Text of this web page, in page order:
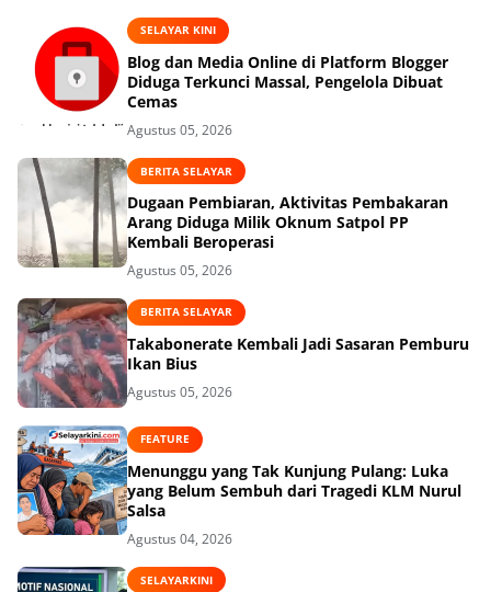
SELAYAR KINI
Blog dan Media Online di Platform Blogger
Diduga Terkunci Massal, Pengelola Dibuat
Cemas
Agustus 05, 2026
BERITA SELAYAR
Dugaan Pembiaran, Aktivitas Pembakaran
Arang Diduga Milik Oknum Satpol PP
Kembali Beroperasi
Agustus 05, 2026
BERITA SELAYAR
Takabonerate Kembali Jadi Sasaran Pemburu
Ikan Bius
Agustus 05, 2026
FEATURE
Menunggu yang Tak Kunjung Pulang: Luka
yang Belum Sembuh dari Tragedi KLM Nurul
Salsa
Agustus 04, 2026
SELAYARKINI